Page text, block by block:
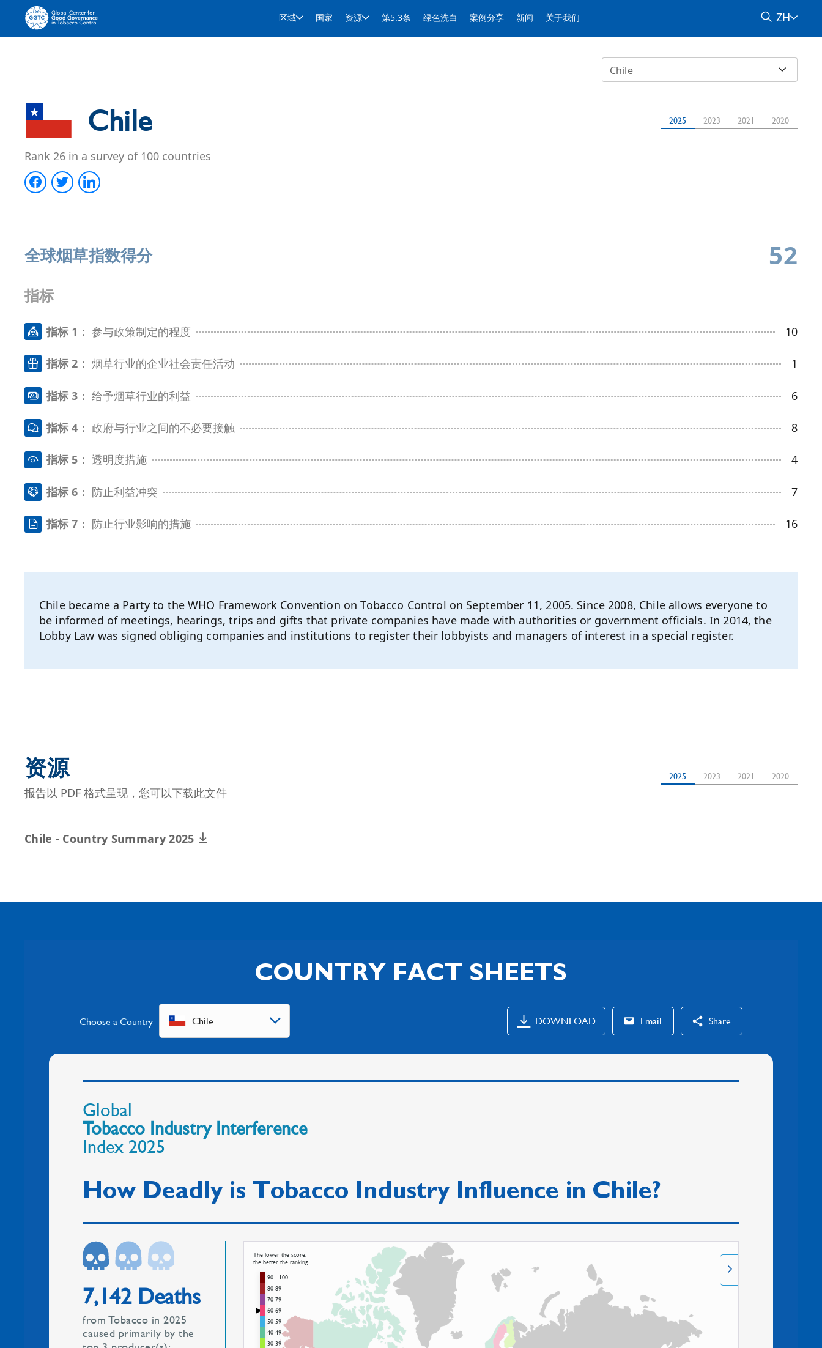
区域 国家 资源 第5.3条 绿色洗白 案例分享 新闻 关于我们 ZH
Chile
Chile 2025 2023 2021 2020
Rank 26 in a survey of 100 countries
全球烟草指数得分 52
指标
指标 1：参与政策制定的程度 10
指标 2：烟草行业的企业社会责任活动 1
指标 3：给予烟草行业的利益 6
指标 4：政府与行业之间的不必要接触 8
指标 5：透明度措施 4
指标 6： 防止利益冲突 7
指标 7： 防止行业影响的措施 16
Chile became a Party to the WHO Framework Convention on Tobacco Control on September 11, 2005. Since 2008, Chile allows everyone to
be informed of meetings, hearings, trips and gifts that private companies have made with authorities or government officials. In 2014, the
Lobby Law was signed obliging companies and institutions to register their lobbyists and managers of interest in a special register.
资源
报告以 PDF 格式呈现，您可以下载此文件
2025 2023 2021 2020
Chile - Country Summary 2025